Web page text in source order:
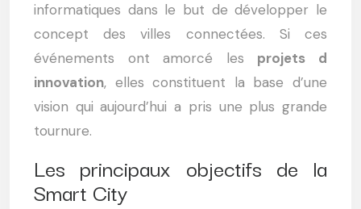
informatiques dans le but de développer le
concept des villes connectées. Si ces
événements ont amorcé les projets d
innovation, elles constituent la base d’une
vision qui aujourd’hui a pris une plus grande
tournure.
Les principaux objectifs de la
Smart City